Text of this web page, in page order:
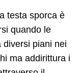
testa sporca è
quando le
diversi piani nei
ma addirittura i